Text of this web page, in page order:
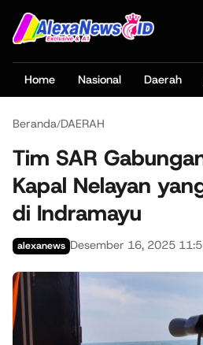
Home Nasional Daerah
Beranda/DAERAH
Tim SAR
Kapal Nelayan
di Indramayu
alexanews Desember 16, 2025